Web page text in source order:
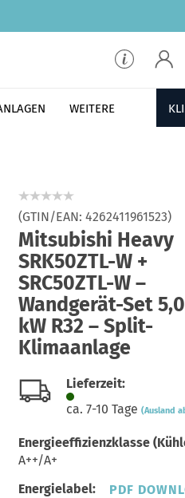
WEITERE
(GTIN/EAN: 4262411961523)
Mitsubishi Heavy
SRK50ZTL-W +
SRC50ZTL-W –
Wandgerät-Set 5,0
kW R32 – Split-
Klimaanlage
Lieferzeit:
ca. 7-10 Tage (Ausland
Energieeffizienzklasse
A++/A+
Energielabel:
PDF